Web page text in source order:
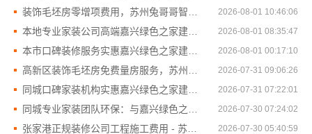
2026-08-01 10:46:06
2026-08-01 08:35:47
2026-08-01 00:17:10
2026-07-31 09:06:26
2026-07-31 07:22:01
2026-07-30 07:24:02
2026-07-30 05:40:59